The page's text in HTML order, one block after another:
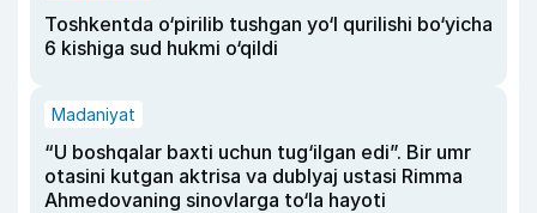
Toshkentda o‘pirilib tushgan yo‘l qurilishi bo‘yicha
6 kishiga sud hukmi o‘qildi
Madaniyat
“U boshqalar baxti uchun tug‘ilgan edi”. Bir umr
otasini kutgan aktrisa va dublyaj ustasi Rimma
Ahmedovaning sinovlarga to‘la hayoti